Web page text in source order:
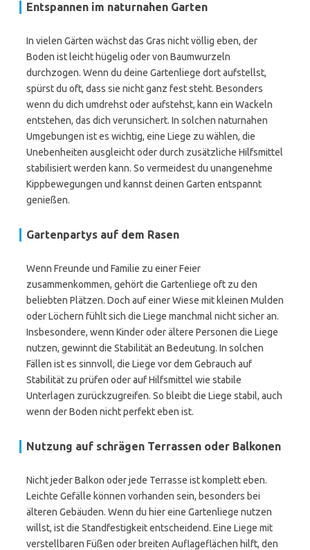
Entspannen im naturnahen Garten
In vielen Gärten wächst das Gras nicht völlig eben, der
Boden ist leicht hügelig oder von Baumwurzeln
durchzogen. Wenn du deine Gartenliege dort aufstellst,
spürst du oft, dass sie nicht ganz fest steht. Besonders
wenn du dich umdrehst oder aufstehst, kann ein Wackeln
entstehen, das dich verunsichert. In solchen naturnahen
Umgebungen ist es wichtig, eine Liege zu wählen, die
Unebenheiten ausgleicht oder durch zusätzliche Hilfsmittel
stabilisiert werden kann. So vermeidest du unangenehme
Kippbewegungen und kannst deinen Garten entspannt
genießen.
Gartenpartys auf dem Rasen
Wenn Freunde und Familie zu einer Feier
zusammenkommen, gehört die Gartenliege oft zu den
beliebten Plätzen. Doch auf einer Wiese mit kleinen Mulden
oder Löchern fühlt sich die Liege manchmal nicht sicher an.
Insbesondere, wenn Kinder oder ältere Personen die Liege
nutzen, gewinnt die Stabilität an Bedeutung. In solchen
Fällen ist es sinnvoll, die Liege vor dem Gebrauch auf
Stabilität zu prüfen oder auf Hilfsmittel wie stabile
Unterlagen zurückzugreifen. So bleibt die Liege stabil, auch
wenn der Boden nicht perfekt eben ist.
Nutzung auf schrägen Terrassen oder Balkonen
Nicht jeder Balkon oder jede Terrasse ist komplett eben.
Leichte Gefälle können vorhanden sein, besonders bei
älteren Gebäuden. Wenn du hier eine Gartenliege nutzen
willst, ist die Standfestigkeit entscheidend. Eine Liege mit
verstellbaren Füßen oder breiten Auflageflächen hilft, den